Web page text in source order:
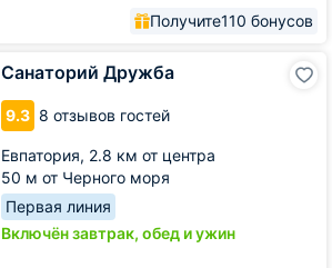
Получите110 бонусов
Санаторий Дружба
9.3 8 отзывов гостей
Евпатория, 2.8 км от центра
50 м от Черного моря
Первая линия
Включён завтрак, обед и ужин